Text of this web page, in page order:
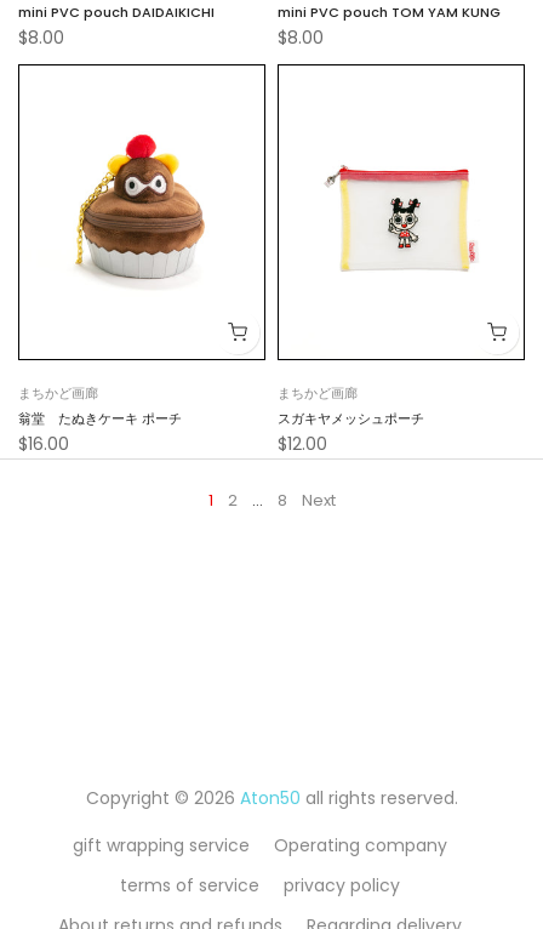
mini PVC pouch DAIDAIKICHI
$8.00
mini PVC pouch TOM YAM KUNG
$8.00
まちかど画廊
翁堂 たぬきケーキ ポーチ
$16.00
まちかど画廊
スガキヤメッシュポーチ
$12.00
1 2 … 8 Next
Copyright © 2026 Aton50 all rights reserved.
gift wrapping service
Operating company
terms of service
privacy policy